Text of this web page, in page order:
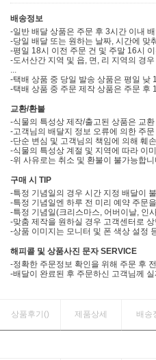
배송정보
-일반 배달 상품은 주문 후 3시간 이내
-당일 배달 또는 원하는 날짜, 시간에 맞
-평일 18시 이전 주문 건 및 주말 16시
-도서산간 지역 및 읍, 면, 리 지역의 경
...
-택배 상품 중 당일 발송 상품은 평일 낮
-택배 상품 중 주문 제작 상품은 주문 후
교환/환불
-식물의 특성상 제작/출고된 상품은 교
-고객님의 배달지 정보 오류에 의한 주
-단순 변심 및 고객님의 책임에 의해 훼
-식물의 특성상 계절 및 지역에 따라 이
-위 사유로는 취소 및 환불이 불가능합니
구매 시 TIP
-특정 기념일의 경우 시간 지정 배달이
-특정 기념일엔 하루 전 미리 예약 주문
-특정 기념일(크리스마스, 어버이날, 인
-맞춤 제작을 원하실 경우 고객센터로
-상품 이미지는 모니터 및 폰 색상 설정
해피콜 및 상품사진 문자 SERVICE
-정확한 주문정보 확인을 위해 주문 후
-배달이 완료된 후 주문하신 고객님께
상품후기() 제품상세 배송